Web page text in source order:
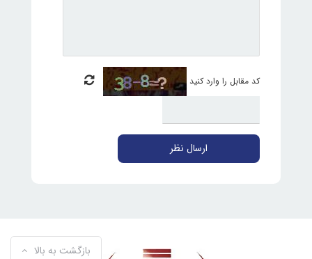
کد مقابل را وارد کنید
ارسال نظر
بازگشت به بالا